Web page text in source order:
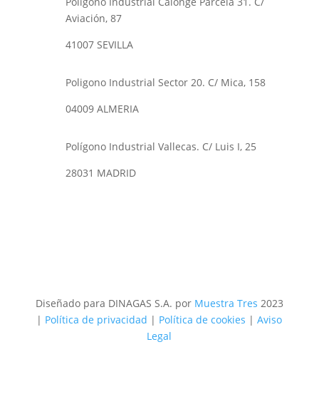
Aviación, 87
41007 SEVILLA
Poligono Industrial Sector 20. C/ Mica, 158
04009 ALMERIA
Polígono Industrial Vallecas. C/ Luis I, 25
28031 MADRID
Diseñado para DINAGAS S.A. por Muestra Tres 2023
| Política de privacidad | Política de cookies |Aviso
Legal